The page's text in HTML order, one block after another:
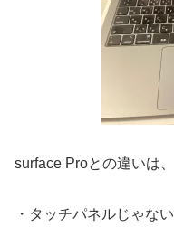
surface Proとの違いは、
・タッチパネルじゃない